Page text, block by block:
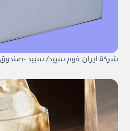
شركة ايران فوم سپيد/ سبيد -صندوق